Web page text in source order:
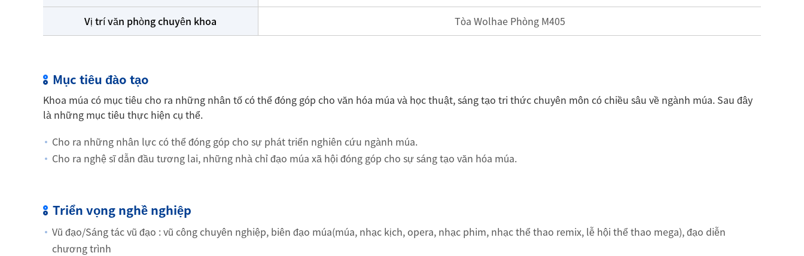
Vị trí văn phòng chuyên khoa
Tòa Wolhae Phòng M405
Mục tiêu đào tạo
Khoa múa có mục tiêu cho ra những nhân tố có thể đóng góp cho văn hóa múa và học thuật, sáng tạo tri thức chuyên môn có chiều sâu về ngành múa. Sau đây
là những mục tiêu thực hiện cụ thể.
Cho ra những nhân lực có thể đóng góp cho sự phát triển nghiên cứu ngành múa.
Cho ra nghệ sĩ dẫn đầu tương lai, những nhà chỉ đạo múa xã hội đóng góp cho sự sáng tạo văn hóa múa.
Triển vọng nghề nghiệp
Vũ đạo/Sáng tác vũ đạo : vũ công chuyên nghiệp, biên đạo múa(múa, nhạc kịch, opera, nhạc phim, nhạc thể thao remix, lễ hội thể thao mega), đạo diễn
chương trình